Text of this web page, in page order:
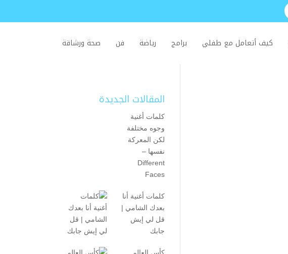
كيف أتعامل مع طفلي برامج رياضة فن صحة ورشاقة
المقالات الجديدة
كلمات أغنية
وجوه مختلفة
لكن المعركة
نفسها –
Different
Faces
كلمات أغنية أنا
بعدك الشامي |
قل لي إيش
جابك